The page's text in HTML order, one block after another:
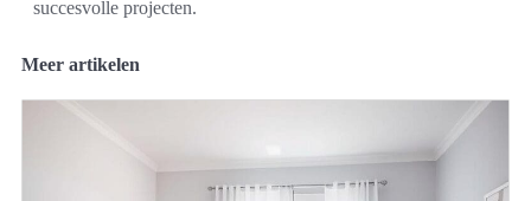
succesvolle projecten.
Meer artikelen